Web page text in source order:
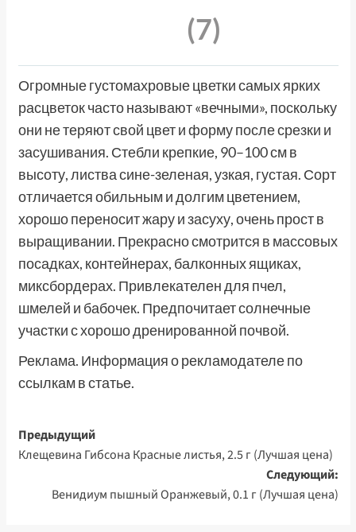
(7)
Огромные густомахровые цветки самых ярких
расцветок часто называют «вечными», поскольку
они не теряют свой цвет и форму после срезки и
засушивания. Стебли крепкие, 90–100 см в
высоту, листва сине-зеленая, узкая, густая. Сорт
отличается обильным и долгим цветением,
хорошо переносит жару и засуху, очень прост в
выращивании. Прекрасно смотрится в массовых
посадках, контейнерах, балконных ящиках,
миксбордерах. Привлекателен для пчел,
шмелей и бабочек. Предпочитает солнечные
участки с хорошо дренированной почвой.
Реклама. Информация о рекламодателе по
ссылкам в статье.
Навигация
записи
Предыдущий
Клещевина Гибсона Красные листья, 2.5 г (Лучшая цена)
Следующий:
Венидиум пышный Оранжевый, 0.1 г (Лучшая цена)